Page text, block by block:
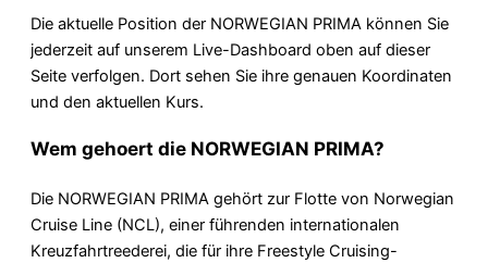
Die aktuelle Position der NORWEGIAN PRIMA können Sie
jederzeit auf unserem Live-Dashboard oben auf dieser
Seite verfolgen. Dort sehen Sie ihre genauen Koordinaten
und den aktuellen Kurs.
Wem gehoert die NORWEGIAN PRIMA?
Die NORWEGIAN PRIMA gehört zur Flotte von Norwegian
Cruise Line (NCL), einer führenden internationalen
Kreuzfahrtreederei, die für ihre Freestyle Cruising-